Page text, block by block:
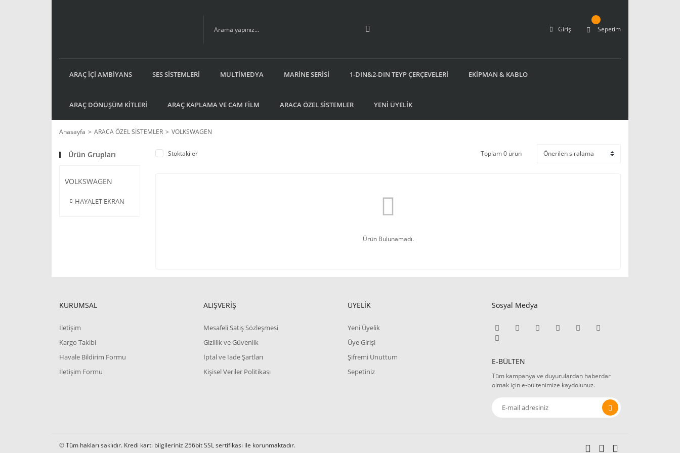
Giriş Sepetim
ARAÇ İÇİ AMBİYANS SES SİSTEMLERİ MULTİMEDYA MARİNE SERİSİ 1-DIN&2-DIN TEYP ÇERÇEVELERİ EKİPMAN & KABLO
ARAÇ DÖNÜŞÜM KİTLERİ ARAÇ KAPLAMA VE CAM FİLM ARACA ÖZEL SİSTEMLER YENİ ÜYELİK
Anasayfa ARACA ÖZEL SİSTEMLER VOLKSWAGEN
Ürün Grupları
VOLKSWAGEN
HAYALET EKRAN
Stoktakiler Toplam 0 ürün
Ürün Bulunamadı.
KURUMSAL
İletişim
Kargo Takibi
Havale Bildirim Formu
İletişim Formu
ALIŞVERİŞ
Mesafeli Satış Sözleşmesi
Gizlilik ve Güvenlik
İptal ve İade Şartları
Kişisel Veriler Politikası
ÜYELİK
Yeni Üyelik
Üye Girişi
Şifremi Unuttum
Sepetiniz
Sosyal Medya
E-BÜLTEN
Tüm kampanya ve duyurulardan haberdar
olmak için e-bültenimize kaydolunuz.
© Tüm hakları saklıdır. Kredi kartı bilgileriniz 256bit SSL sertifikası ile korunmaktadır.